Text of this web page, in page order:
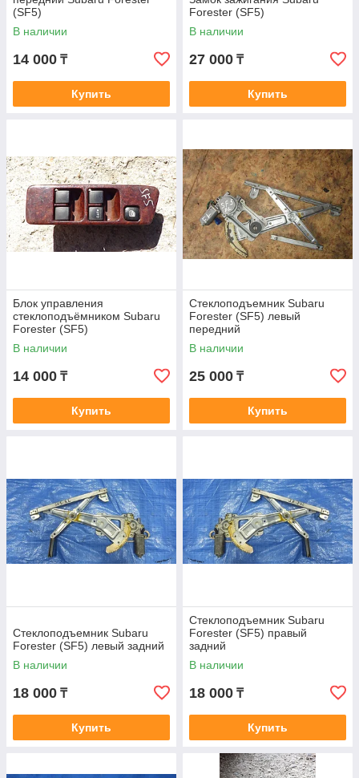
(SF5)
В наличии
14 000 ₸
Купить
Forester (SF5)
В наличии
27 000 ₸
Купить
Блок управления
стеклоподъёмником Subaru
Forester (SF5)
В наличии
14 000 ₸
Купить
Стеклоподъемник Subaru
Forester (SF5) левый
передний
В наличии
25 000 ₸
Купить
Стеклоподъемник Subaru
Forester (SF5) левый задний
В наличии
18 000 ₸
Купить
Стеклоподъемник Subaru
Forester (SF5) правый
задний
В наличии
18 000 ₸
Купить